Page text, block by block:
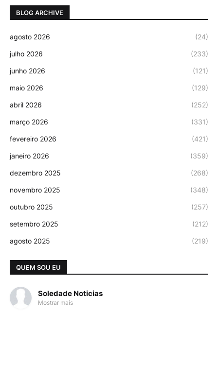
BLOG ARCHIVE
agosto 2026 (24)
julho 2026 (233)
junho 2026 (121)
maio 2026 (129)
abril 2026 (252)
março 2026 (331)
fevereiro 2026 (421)
janeiro 2026 (359)
dezembro 2025 (268)
novembro 2025 (348)
outubro 2025 (257)
setembro 2025 (212)
agosto 2025 (219)
QUEM SOU EU
Soledade Noticias
Mostrar mais